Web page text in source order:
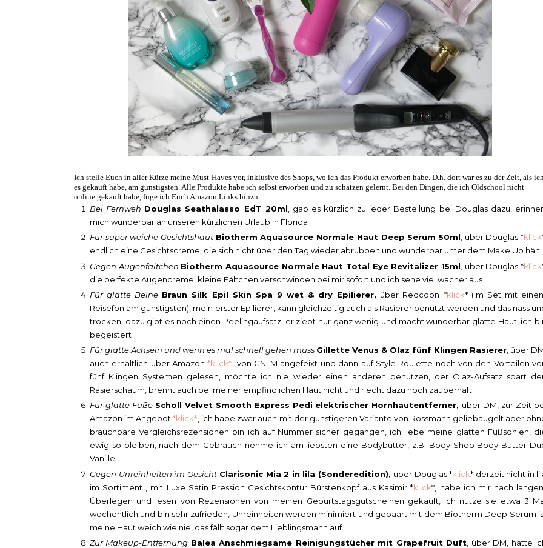
Ich stelle Euch in aller Kürze meine Must-Haves vor, inklusive des Shops, wo ich das Produkt erworben habe. D.h. dort war es zu der Zeit, als
es gekauft habe, am günstigsten. Alle Produkte habe ich selbst erworben und zu schätzen gelernt. Bei den Dingen, die ich Oldschool nicht
online gekauft habe, füge ich Euch Amazon Links hinzu.
Bei Fernweh Douglas Seathalasso EdT 20ml , gab es kürzlich zu jeder Bestellung bei Douglas dazu,
mich wunderbar an unseren kürzlichen Urlaub in Florida
Für super weiche Gesichtshaut Biotherm Aquasource Normale Haut Deep Serum 50ml, über Douglas *klick
endlich eine Gesichtscreme, die sich nicht über den Tag wieder abrubbelt und wunderbar unter dem Make Up hält
Gegen Augenfältchen Biotherm Aquasource Normale Haut Total Eye Revitalizer 15ml , über Douglas *klick
die perfekte Augencreme, kleine Fältchen verschwinden bei mir sofort und ich sehe viel wacher aus
Für glatte Beine Braun Silk Epil Skin Spa 9 wet & dry Epilierer, über Redcoon *klick* (im Set mit
Reisefön am günstigsten), mein erster Epilierer, kann gleichzeitig auch als Rasierer benutzt werden und das nass
trocken, dazu gibt es noch einen Peelingaufsatz, er ziept nur ganz wenig und macht wunderbar glatte Haut, ich
begeistert
Für glatte Achseln und wenn es mal schnell gehen muss Gillette Venus & Olaz fünf Klingen Rasierer , über
auch erhältlich über Amazon*klick* , von GNTM angefeixt und dann auf Style Roulette noch von den Vorteilen
fünf Klingen Systemen gelesen, möchte ich nie wieder einen anderen benutzen, der Olaz-Aufsatz spart
Rasierschaum, brennt auch bei meiner empfindlichen Haut nicht und riecht dazu noch zauberhaft
Für glatte Füße Scholl Velvet Smooth Express Pedi elektrischer Hornhautentferner, über DM, zur Zeit
Amazon im Angebot*klick*, ich habe zwar auch mit der günstigeren Variante von Rossmann geliebäugelt aber
brauchbare Vergleichsrezensionen bin ich auf Nummer sicher gegangen, ich liebe meine glatten Fußsohlen,
ewig so bleiben, nach dem Gebrauch nehme ich am liebsten eine Bodybutter, z.B. Body Shop Body Butter
Vanille
Gegen Unreinheiten im GesichtClarisonic Mia 2 in lila (Sonderedition), über Douglas *klick* derzeit nicht in
im Sortiment , mit Luxe Satin Pression Gesichtskontur Bürstenkopf aus Kasimir *klick*, habe ich mir nach
Überlegen und lesen von Rezensionen von meinen Geburtstagsgutscheinen gekauft, ich nutze sie etwa 3
wöchentlich und bin sehr zufrieden, Unreinheiten werden minimiert und gepaart mit dem Biotherm Deep Serum
meine Haut weich wie nie, das fällt sogar dem Lieblingsmann auf
Zur Makeup-Entfernung Balea Anschmiegsame Reinigungstücher mit Grapefruit Duft , über DM, hatte